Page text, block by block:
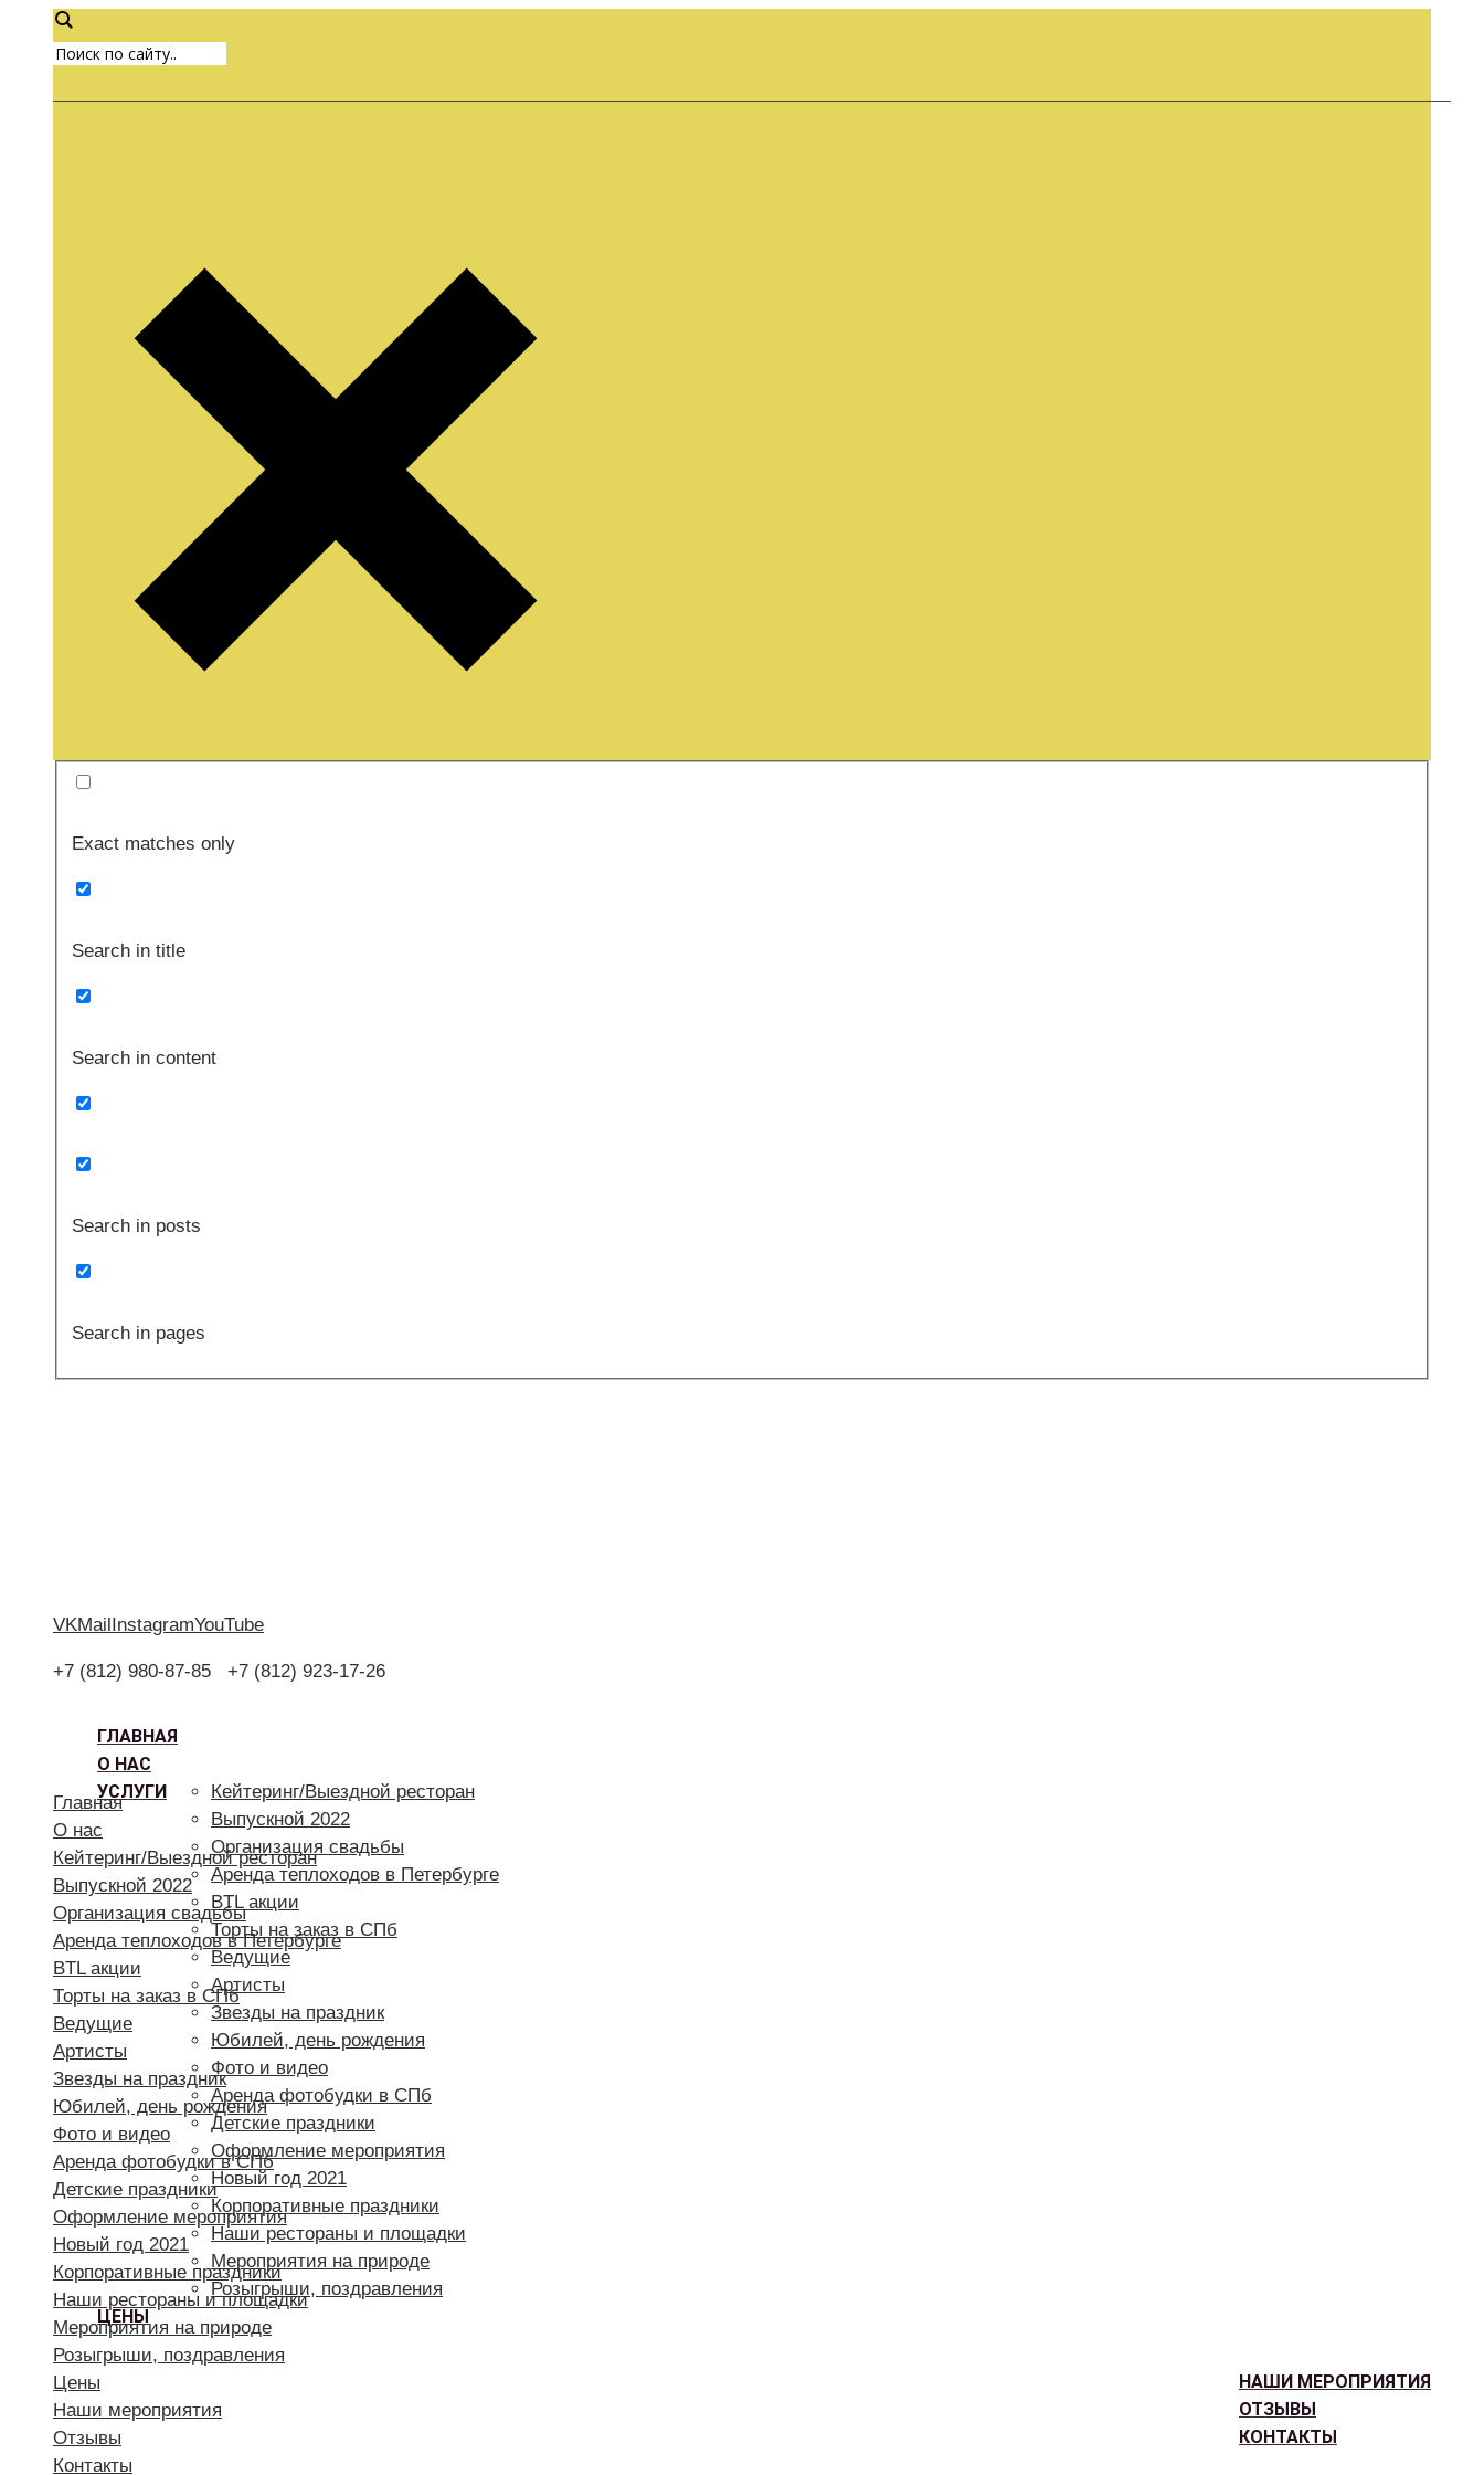
Exact matches only
Search in title
Search in content
Search in posts
Search in pages
VKMailInstagramYouTube
+7 (812) 980-87-85 +7 (812) 923-17-26
ГЛАВНАЯ
О НАС
УСЛУГИ
Кейтеринг/Выездной ресторан
Выпускной 2022
Организация свадьбы
Аренда теплоходов в Петербурге
BTL акции
Торты на заказ в СПб
Ведущие
Артисты
Звезды на праздник
Юбилей, день рождения
Фото и видео
Аренда фотобудки в СПб
Детские праздники
Оформление мероприятия
Новый год 2021
Корпоративные праздники
Наши рестораны и площадки
Мероприятия на природе
Розыгрыши, поздравления
ЦЕНЫ
НАШИ МЕРОПРИЯТИЯ
ОТЗЫВЫ
КОНТАКТЫ
Главная
О нас
Кейтеринг/Выездной ресторан
Выпускной 2022
Организация свадьбы
Аренда теплоходов в Петербурге
BTL акции
Торты на заказ в СПб
Ведущие
Артисты
Звезды на праздник
Юбилей, день рождения
Фото и видео
Аренда фотобудки в СПб
Детские праздники
Оформление мероприятия
Новый год 2021
Корпоративные праздники
Наши рестораны и площадки
Мероприятия на природе
Розыгрыши, поздравления
Цены
Наши мероприятия
Отзывы
Контакты